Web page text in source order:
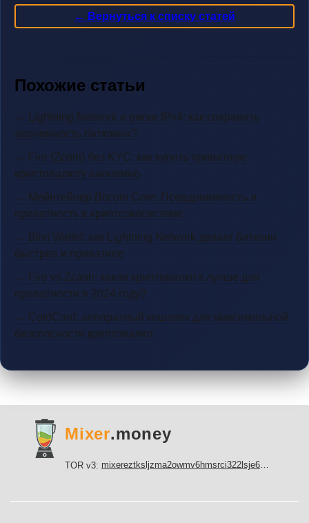
← Вернуться к списку статей
Похожие статьи
→ Lightning Network и риски IPv4: как сохранить
анонимность биткоина?
→ Firo (Zcoin) без KYC: как купить приватную
криптовалюту анонимно
→ Мейнтейнер Bitcoin Core: Псевдонимность и
приватность в криптоэкосистеме
→ Blixt Wallet: как Lightning Network делает биткоин
быстрее и приватнее
→ Firo vs Zcash: какая криптовалюта лучше для
приватности в 2024 году?
→ ColdCard: аппаратный кошелек для максимальной
безопасности криптовалют
Mixer.money
TOR v3: mixereztksljzma2owmv6hmsrci322lsje6m3svicoddk3xbgvhd2fid.onion